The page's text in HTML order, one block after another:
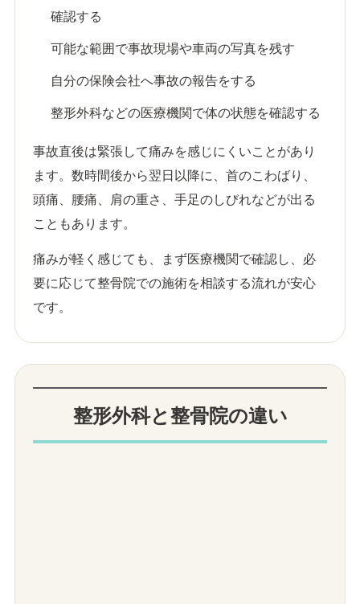
確認する
可能な範囲で事故現場や車両の写真を残す
自分の保険会社へ事故の報告をする
整形外科などの医療機関で体の状態を確認する
事故直後は緊張して痛みを感じにくいことがあり
ます。数時間後から翌日以降に、首のこわばり、
頭痛、腰痛、肩の重さ、手足のしびれなどが出る
こともあります。
痛みが軽く感じても、まず医療機関で確認し、必
要に応じて整骨院での施術を相談する流れが安心
です。
整形外科と整骨院の違い